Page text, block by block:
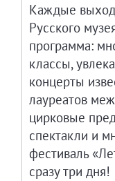
Каждые
Русского
программа:
классы,
концерты
лауреатов
цирковые
спектакли и
фестиваль
сразу три дня!